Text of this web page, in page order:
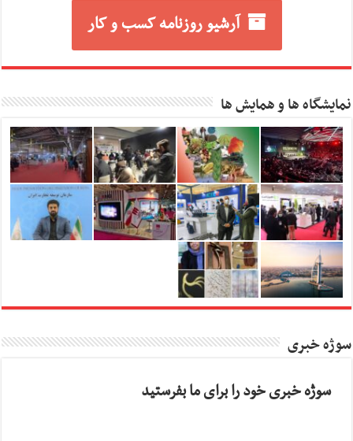
آرشیو روزنامه کسب و کار
نمایشگاه ها و همایش ها
سوژه خبری
سوژه خبری خود را برای ما بفرستید